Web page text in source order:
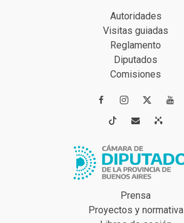
Autoridades
Visitas guiadas
Reglamento
Diputados
Comisiones
 
 
Prensa
Proyectos y normativa